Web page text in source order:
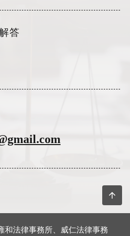
答
法律事務所、威仁法律事務